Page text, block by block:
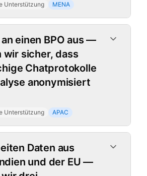
Unterstützung MENA
einen BPO aus —
wir sicher, dass
Chatprotokolle
anonymisiert
Unterstützung APAC
Daten aus
und der EU —